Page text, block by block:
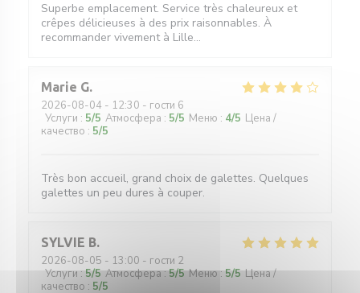
Superbe emplacement. Service très chaleureux et
crêpes délicieuses à des prix raisonnables. À
recommander vivement à Lille...
Marie G
2026-08-04 - 12:30 - гости 6
Услуги : 5/5 Атмосфера : 5/5 Меню : 4/5 Цена /
качество : 5/5
Très bon accueil, grand choix de galettes. Quelques
galettes un peu dures à couper.
SYLVIE B
2026-08-05 - 13:00 - гости 2
Услуги:5/5 Атмосфера:5/5 Меню:5/5 Цена /
качество : 5/5